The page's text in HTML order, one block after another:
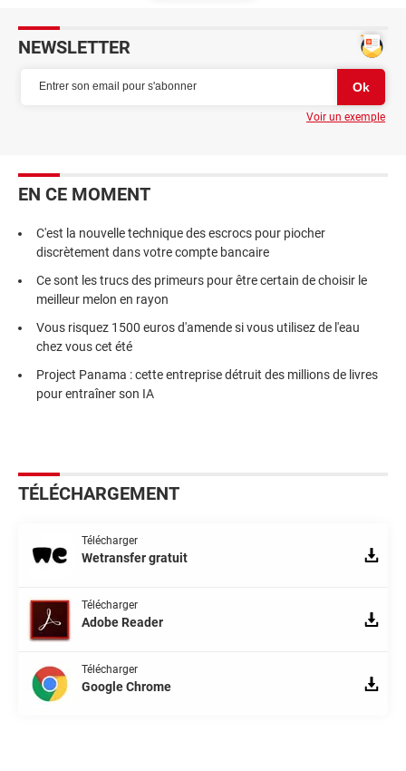
NEWSLETTER
Voir un exemple
EN CE MOMENT
C'est la nouvelle technique des escrocs pour piocher
discrètement dans votre compte bancaire
Ce sont les trucs des primeurs pour être certain de choisir le
meilleur melon en rayon
Vous risquez 1500 euros d'amende si vous utilisez de l'eau
chez vous cet été
Project Panama : cette entreprise détruit des millions de livres
pour entraîner son IA
TÉLÉCHARGEMENT
Télécharger
Wetransfer gratuit
Télécharger
Adobe Reader
Télécharger
Google Chrome